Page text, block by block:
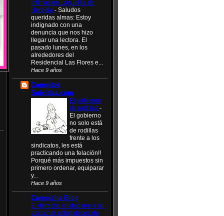
íntimas en Lagunilla de
Heredia - Saludos
queridas almas: Estoy
indignado con una
denuncia que nos hizo
llegar una lectora. El
pasado lunes, en los
alrededores del
Residencial Las Flores e...
Hace 9 años
Conejitos
Suicidas.com
El gobierno
de rodillas -
El gobierno
no solo está
de rodillas
frente a los
sindicatos, les está
practicando una felación!!
Porqué más impuestos sin
primero ordenar, equiparar
y...
Hace 9 años
Carepicha Blog
El derecho ciudadano a no
escuchar estupideces de